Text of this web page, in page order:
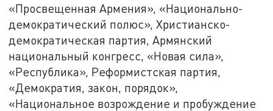
«Просвещенная Армения», «Национально-
демократический полюс», Христианско-
демократическая партия, Армянский
национальный конгресс, «Новая сила»,
«Республика», Реформистская партия,
«Демократия, закон, порядок»,
«Национальное возрождение и пробуждение